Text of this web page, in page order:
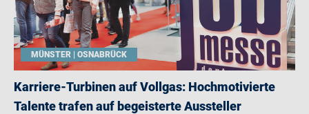
MÜNSTER | OSNABRÜCK
Karriere-Turbinen auf Vollgas: Hochmotivierte
Talente trafen auf begeisterte Aussteller